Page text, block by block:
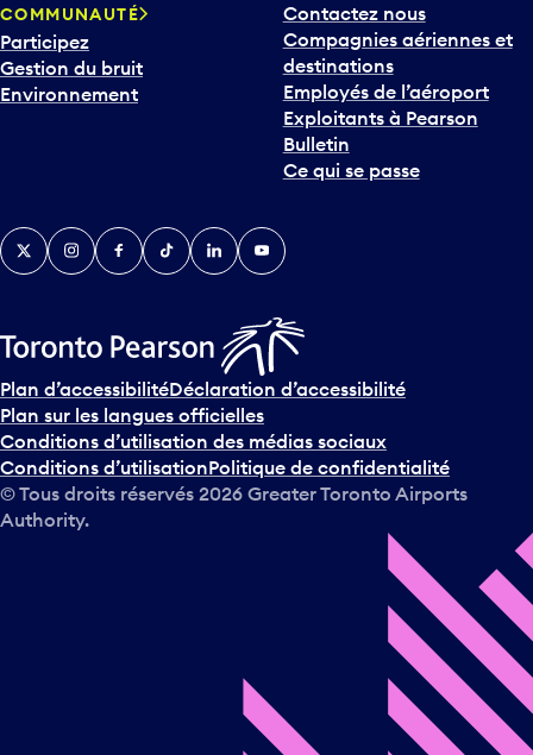
COMMUNAUTÉ
Participez
Gestion du bruit
Environnement
Contactez nous
Compagnies aériennes et
destinations
Employés de l’aéroport
Exploitants à Pearson
Bulletin
Ce qui se passe
TwitterInstagramFacebook
TikTokLinkedInYouTube
Plan d’accessibilitéDéclaration d’accessibilité
Plan sur les langues officielles
Conditions d’utilisation des médias sociaux
Conditions d’utilisationPolitique de confidentialité
© Tous droits réservés 2026 Greater Toronto Airports
Authority.